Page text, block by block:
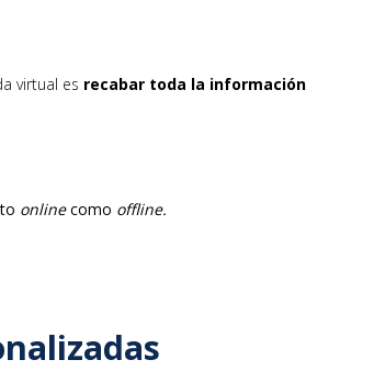
virtual es recabar toda la información
onlinecomo offline.